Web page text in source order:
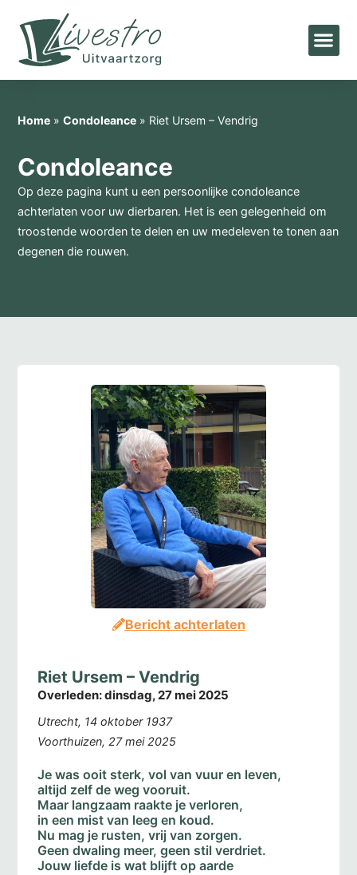
Home »Condoleance » Riet Ursem – Vendrig
Condoleance
Op deze pagina kunt u een persoonlijke condoleance
achterlaten voor uw dierbaren. Het is een gelegenheid om
troostende woorden te delen en uw medeleven te tonen aan
degenen die rouwen.
Bericht achterlaten
Riet Ursem – Vendrig
Overleden:dinsdag, 27 mei 2025
Utrecht, 14 oktober 1937
Voorthuizen, 27 mei 2025
Je was ooit sterk, vol van vuur en leven,
altijd zelf de weg vooruit.
Maar langzaam raakte je verloren,
in een mist van leeg en koud.
Nu mag je rusten, vrij van zorgen.
Geen dwaling meer, geen stil verdriet.
Jouw liefde is wat blijft op aarde